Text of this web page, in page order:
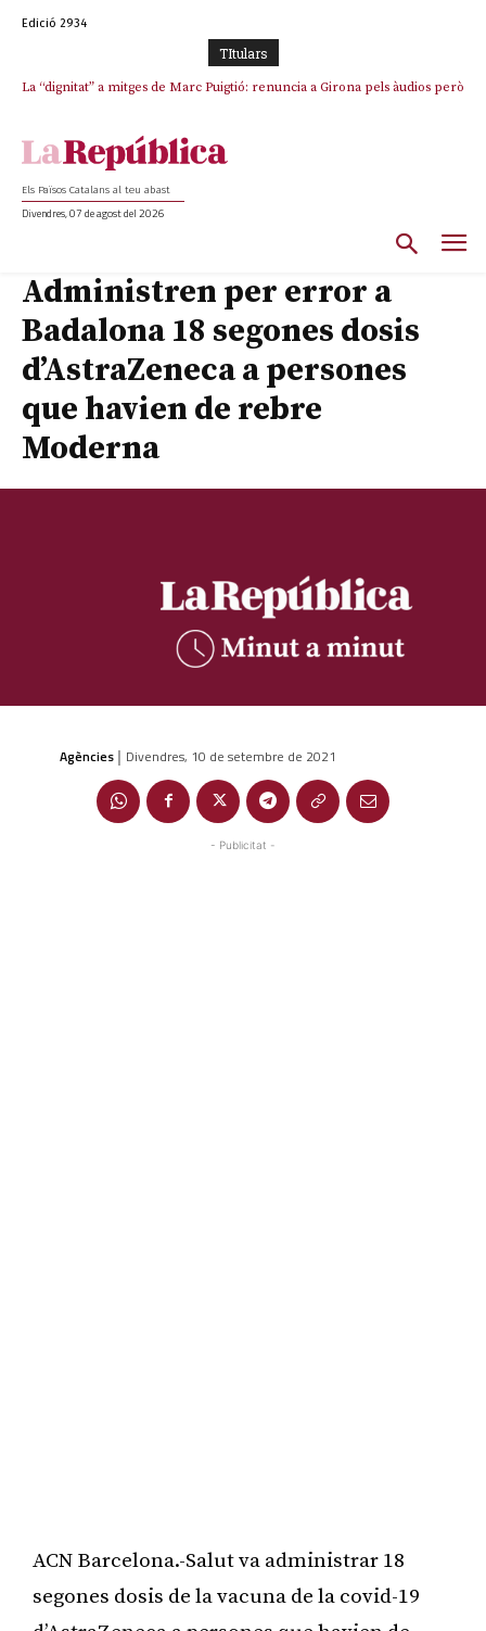
Edició 2934
TItulars
La “dignitat” a mitges de Marc Puigtió: renuncia a Girona pels àudios però
Junts exigeix que Catalunya quedi “fora” del repartiment dels menors
Els Països Catalans al teu abast
Divendres, 07 de agost del 2026
Administren per error a
Badalona 18 segones dosis
d’AstraZeneca a persones
que havien de rebre
Moderna
Agències | Divendres, 10 de setembre de 2021
- Publicitat -
ACN Barcelona.-Salut va administrar 18
segones dosis de la vacuna de la covid-19